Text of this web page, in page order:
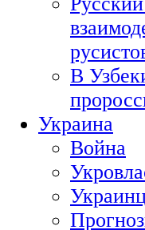
В
Украина
Война